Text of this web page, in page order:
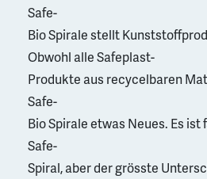
Safe-
Bio Spirale stellt
Obwohl alle Safeplast-
Produkte aus recycelbaren
Safe-
Bio Spirale etwas Neues. Es
Safe-
Spiral, aber der grösste